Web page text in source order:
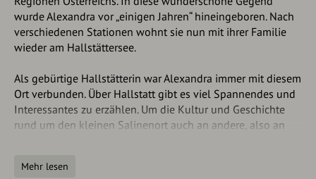
wurde Alexandra vor „einigen Jahren“ hineingeboren. Nach
verschiedenen Stationen wohnt sie nun mit ihrer Familie
wieder am Hallstättersee.
Als gebürtige Hallstätterin war Alexandra immer mit diesem
Ort verbunden. Über Hallstatt gibt es viel Spannendes und
Interessantes zu erzählen. Um die Kultur und Geschichte
rund um den kleinen Salinenort auch an andere, also an
Austria Guide – zu machen.
Mehr lesen